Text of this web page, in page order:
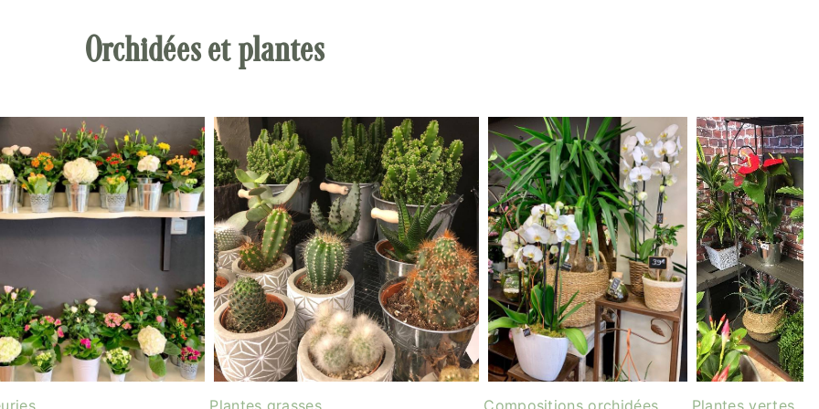
Orchidées et plantes
Plantes grasses Compositions orchidées Plantes vertes